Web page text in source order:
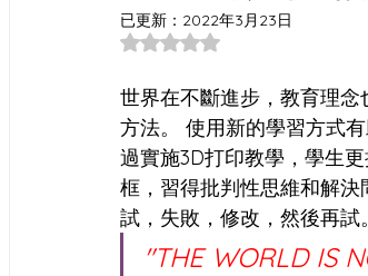
已更新： 2022年3月23日
評等為 NaN（最高為 5 顆星
世界在不斷進步，教育理
方法。 使用新的學習方式
過實施3D打印教學，學生
框，習得批判性思維和解
試，失敗，修改，然後再試
"THE WORLD IS